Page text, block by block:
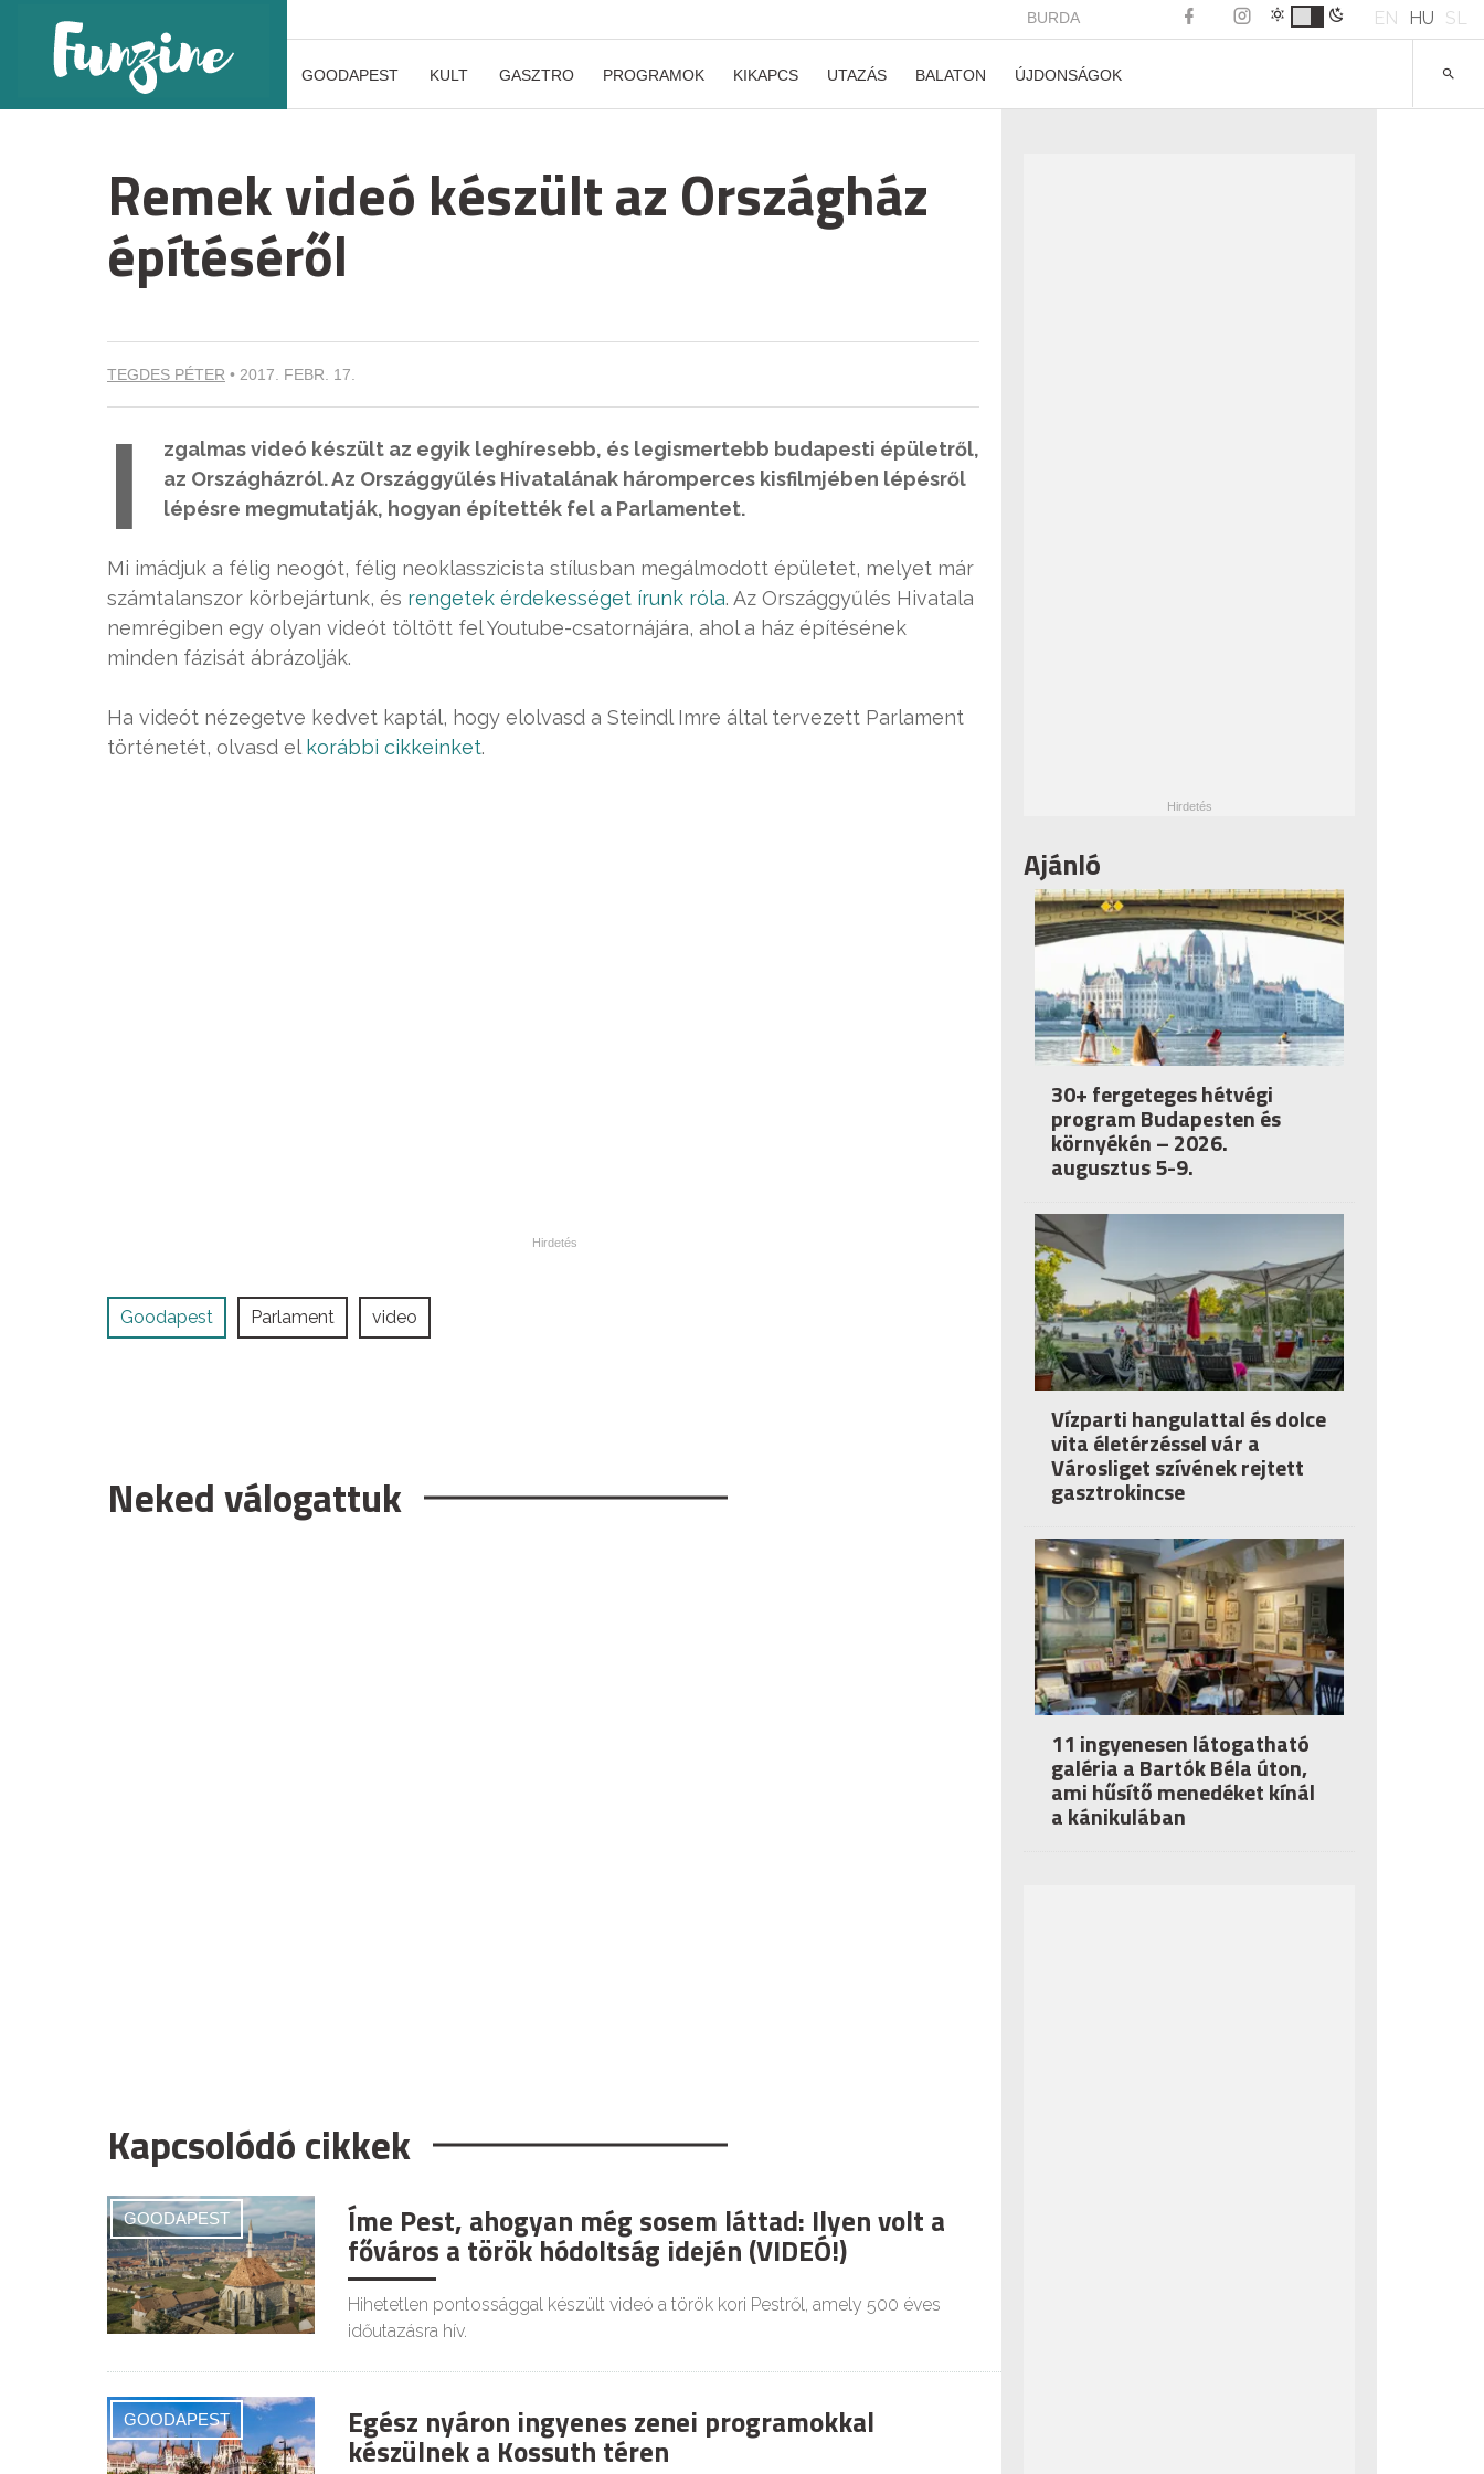
BURDA EN HU SL
GOODAPEST KULT GASZTRO PROGRAMOK KIKAPCS UTAZÁS BALATON ÚJDONSÁGOK
Remek videó készült az Országház
építéséről
TEGDES PÉTER • 2017. FEBR. 17.
I
zgalmas videó készült az egyik leghíresebb, és legismertebb budapesti épületről,
az Országházról. Az Országgyűlés Hivatalának háromperces kisfilmjében lépésről
lépésre megmutatják, hogyan építették fel a Parlamentet.
Mi imádjuk a félig neogót, félig neoklasszicista stílusban megálmodott épületet, melyet már
számtalanszor körbejártunk, és rengetek érdekességet írunk róla. Az Országgyűlés Hivatala
nemrégiben egy olyan videót töltött fel Youtube-csatornájára, ahol a ház építésének
minden fázisát ábrázolják.
Ha videót nézegetve kedvet kaptál, hogy elolvasd a Steindl Imre által tervezett Parlament
történetét, olvasd el korábbi cikkeinket.
Goodapest Parlament video
Neked válogattuk
Kapcsolódó cikkek
GOODAPEST Íme Pest, ahogyan még sosem láttad: Ilyen volt a
főváros a török hódoltság idején (VIDEÓ!)
Hihetetlen pontossággal készült videó a török kori Pestről, amely 500 éves
időutazásra hív.
GOODAPEST Egész nyáron ingyenes zenei programokkal
készülnek a Kossuth téren
Ajánló
30+ fergeteges hétvégi
program Budapesten és
környékén – 2026.
augusztus 5-9.
Vízparti hangulattal és dolce
vita életérzéssel vár a
Városliget szívének rejtett
gasztrokincse
11 ingyenesen látogatható
galéria a Bartók Béla úton,
ami hűsítő menedéket kínál
a kánikulában